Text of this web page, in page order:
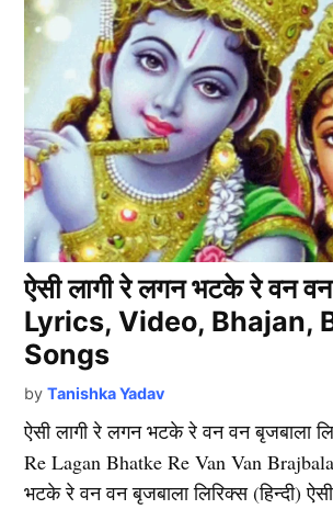
ऐसी लागी रे लगन भटके रे वन
Lyrics, Video, Bhajan,
Songs
by Tanishka Yadav
ऐसी लागी रे लगन भटके रे वन वन बृजबाला
Re Lagan Bhatke Re Van Van
भटके रे वन वन बृजबाला लिरिक्स (हिन्दी)